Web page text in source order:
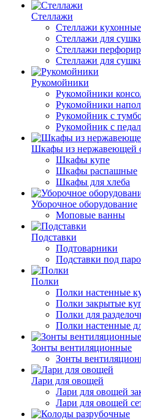
Стеллажи
Стеллажи
Стеллажи для
Стеллажи
Стеллажи для
Рукомойники
Рукомойники
Рукомойники
Рукомойник с
Рукомойник с
Шкафы из нержавеющей
Шкафы купе
Шкафы распашные
Шкафы для хлеба
Уборочное оборудование
Моповые ванны
Подставки
Подтоварники
Подставки под
Полки
Полки настенные
Полки закрытые
Полки для
Полки настенные
Зонты вентиляционные
Зонты
Лари для овощей
Лари для овощей
Лари для овощей